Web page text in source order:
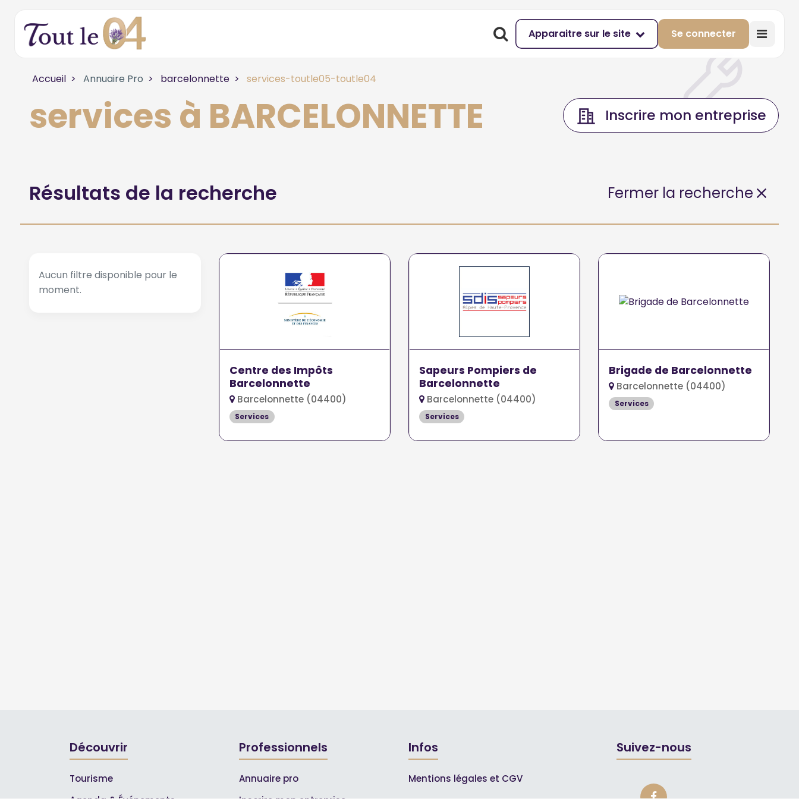
Apparaitre sur le site Se connecter
Accueil Annuaire Pro barcelonnette services-toutle05-toutle04
services à BARCELONNETTE Inscrire mon entreprise
Résultats de la recherche Fermer la recherche
Aucun filtre disponible pour le
moment.
Centre des Impôts
Barcelonnette
Barcelonnette (04400)
Services
Sapeurs Pompiers de
Barcelonnette
Barcelonnette (04400)
Services
Brigade de Barcelonnette
Barcelonnette (04400)
Services
Découvrir
Tourisme
Professionnels
Annuaire pro
Infos
Mentions légales et CGV
Suivez-nous